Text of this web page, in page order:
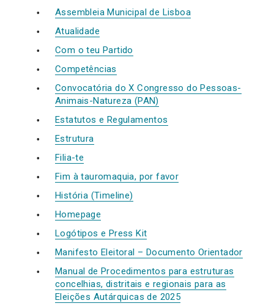
Assembleia Municipal de Lisboa
Atualidade
Com o teu Partido
Competências
Convocatória do X Congresso do Pessoas-
Animais-Natureza (PAN)
Estatutos e Regulamentos
Estrutura
Filia-te
Fim à tauromaquia, por favor
História (Timeline)
Homepage
Logótipos e Press Kit
Manifesto Eleitoral – Documento Orientador
Manual de Procedimentos para estruturas
concelhias, distritais e regionais para as
Eleições Autárquicas de 2025